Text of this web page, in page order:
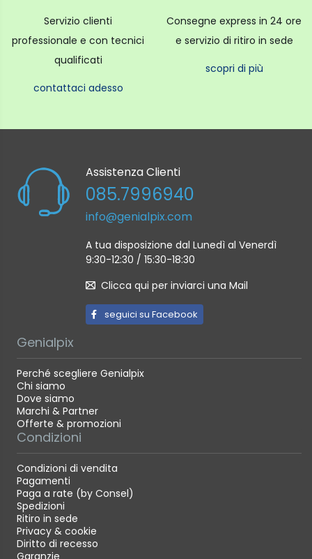
Servizio clienti
professionale e con tecnici
qualificati
contattaci adesso
Consegne express in 24 ore
e servizio di ritiro in sede
scopri di più
Assistenza Clienti
085.7996940
info@genialpix.com
A tua disposizione dal Lunedì al Venerdì
9:30-12:30 / 15:30-18:30
Clicca qui per inviarci una Mail
seguici su Facebook
Genialpix
Perché scegliere Genialpix
Chi siamo
Dove siamo
Marchi & Partner
Offerte & promozioni
Condizioni
Condizioni di vendita
Pagamenti
Paga a rate (by Consel)
Spedizioni
Ritiro in sede
Privacy & cookie
Diritto di recesso